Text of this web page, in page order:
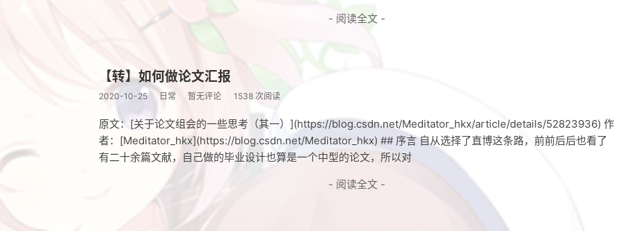
- 阅读全文 -
【转】如何做论文汇报
2020-10-25 日常 暂无评论 1538 次阅读
原文：[关于论文组会的一些思考（其一）](https://blog.csdn.net/Meditator_hkx/article/details/52823936) 作
者：[Meditator_hkx](https://blog.csdn.net/Meditator_hkx) ## 序言 自从选择了直博这条路，前前后后也看了
有二十余篇文献，自己做的毕业设计也算是一个中型的论文，所以对
- 阅读全文 -